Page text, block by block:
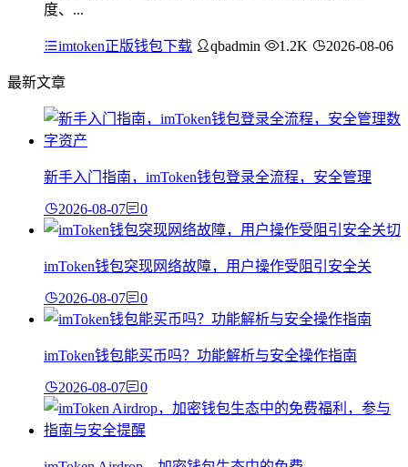
度、...
imtoken正版钱包下载 qbadmin 1.2K 2026-08-06
最新文章
新手入门指南，imToken钱包登录全流程，安全管理
2026-08-07 0
imToken钱包突现网络故障，用户操作受阻引安全关
2026-08-07 0
imToken钱包能买币吗？功能解析与安全操作指南
2026-08-07 0